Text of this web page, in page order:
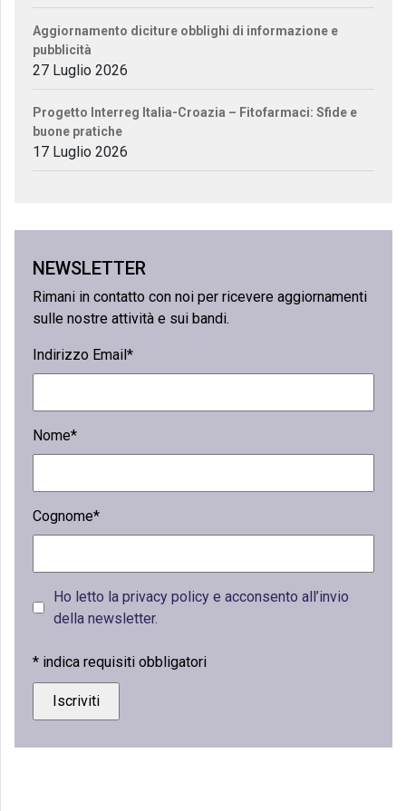
Aggiornamento diciture obblighi di informazione e
pubblicità
27 Luglio 2026
Progetto Interreg Italia-Croazia – Fitofarmaci: Sfide e
buone pratiche
17 Luglio 2026
NEWSLETTER
Rimani in contatto con noi per ricevere aggiornamenti
sulle nostre attività e sui bandi.
Indirizzo Email*
Nome*
Cognome*
Ho letto la privacy policy e acconsento all’invio
della newsletter.
* indica requisiti obbligatori